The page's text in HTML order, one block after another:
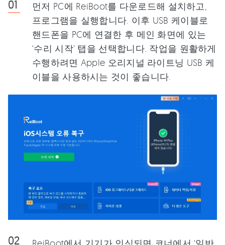
먼저 PC에 ReiBoot를 다운로드해 설치하고,
프로그램을 실행합니다. 이후 USB 케이블로
핸드폰을 PC에 연결한 후 메인 화면에 있는
‘수리 시작’ 탭을 선택합니다. 작업을 원활하게
수행하려면 Apple 오리지널 라이트닝 USB 케
이블을 사용하시는 것이 좋습니다.